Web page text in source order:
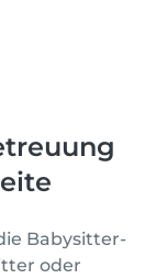
Babysitter-
oder